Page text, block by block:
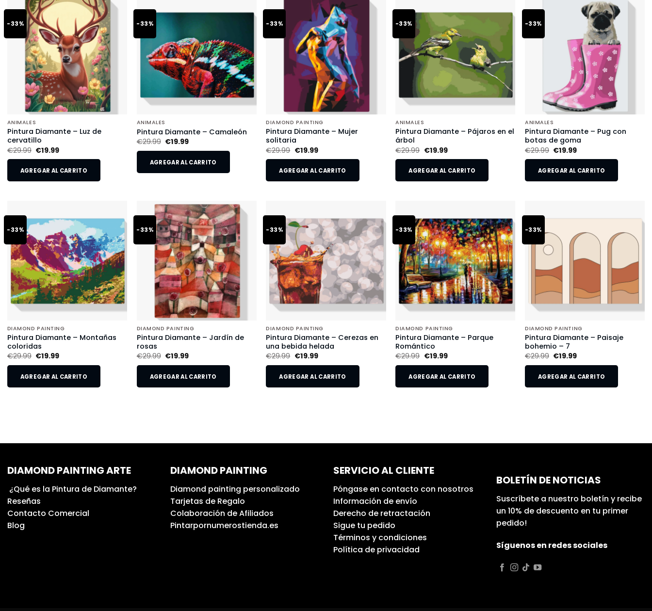
-33%
ANIMALES
Pintura Diamante – Luz de
cervatillo
€29.99 €19.99
AGREGAR AL CARRITO
-33%
ANIMALES
Pintura Diamante – Camaleón
€29.99 €19.99
AGREGAR AL CARRITO
-33%
DIAMOND PAINTING
Pintura Diamante – Mujer
solitaria
€29.99 €19.99
AGREGAR AL CARRITO
-33%
ANIMALES
Pintura Diamante – Pájaros en el
árbol
€29.99 €19.99
AGREGAR AL CARRITO
-33%
ANIMALES
Pintura Diamante – Pug con
botas de goma
€29.99 €19.99
AGREGAR AL CARRITO
-33%
DIAMOND PAINTING
Pintura Diamante – Montañas
coloridas
€29.99 €19.99
AGREGAR AL CARRITO
-33%
DIAMOND PAINTING
Pintura Diamante – Jardín de
rosas
€29.99 €19.99
AGREGAR AL CARRITO
-33%
DIAMOND PAINTING
Pintura Diamante – Cerezas en
una bebida helada
€29.99 €19.99
AGREGAR AL CARRITO
-33%
DIAMOND PAINTING
Pintura Diamante – Parque
Romántico
€29.99 €19.99
AGREGAR AL CARRITO
-33%
DIAMOND PAINTING
Pintura Diamante – Paisaje
bohemio – 7
€29.99 €19.99
AGREGAR AL CARRITO
DIAMOND PAINTING ARTE
¿Qué es la Pintura de Diamante?
Reseñas
Contacto Comercial
Blog
DIAMOND PAINTING
Diamond painting personalizado
Tarjetas de Regalo
Colaboración de Afiliados
Pintarpornumerostienda.es
SERVICIO AL CLIENTE
Póngase en contacto con nosotros
Información de envío
Derecho de retractación
Sigue tu pedido
Términos y condiciones
Política de privacidad
BOLETÍN DE NOTICIAS
Suscríbete a nuestro boletín y recibe
un 10% de descuento en tu primer
pedido!
Síguenos en redes sociales